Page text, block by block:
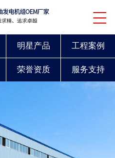
明星产品 工程案例
荣誉资质 服务支持